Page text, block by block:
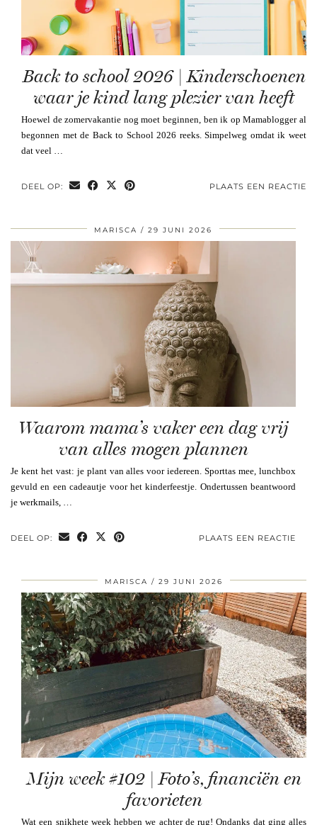
Back to school 2026 | Kinderschoenen
waar je kind lang plezier van heeft
Hoewel de zomervakantie nog moet beginnen, ben ik op Mamablogger al
begonnen met de Back to School 2026 reeks. Simpelweg omdat ik weet
dat veel …
DEEL OP: PLAATS EEN REACTIE
MARISCA 29 JUNI 2026
Waarom mama’s vaker een dag vrij
van alles mogen plannen
Je kent het vast: je plant van alles voor iedereen. Sporttas mee, lunchbox
gevuld en een cadeautje voor het kinderfeestje. Ondertussen beantwoord
je werkmails, …
DEEL OP: PLAATS EEN REACTIE
MARISCA 29 JUNI 2026
Mijn week #102 | Foto’s, financiën en
favorieten
Wat een snikhete week hebben we achter de rug! Ondanks dat ging alles